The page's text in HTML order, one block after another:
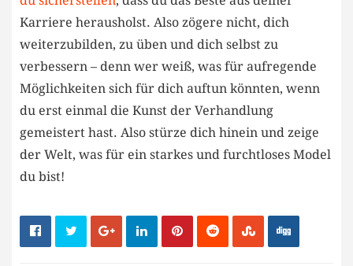
Karriere herausholst. Also ‌zögere ⁤nicht, ⁣dich
weiterzubilden, ‌zu ⁢üben und dich selbst⁤ zu
verbessern‍ – denn wer weiß, was‍ für aufregende
⁣Möglichkeiten sich für dich auftun könnten, wenn
du ‌erst einmal​ die Kunst der Verhandlung​
gemeistert ‍hast. ⁤Also stürze‌ dich hinein⁣ und⁣ zeige
der Welt, was für ein starkes und furchtloses⁤ Model
du bist!